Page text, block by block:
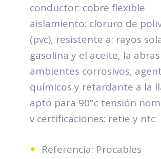
conductor: cobre flexible
aislamiento: cloruro de
(pvc), resistente a: rayos
gasolina y el aceite, la
ambientes corrosivos,
químicos y retardante a la
apto para 90°c tensión
v certificaciones: retie y ntc
Referencia: Procables